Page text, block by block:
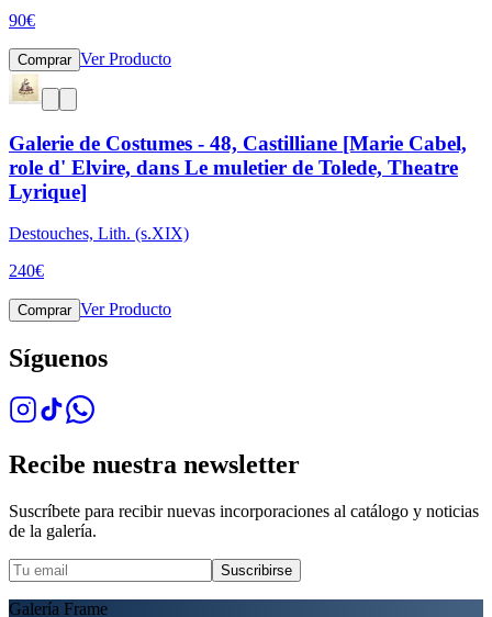
90€
Comprar Ver Producto
Galerie de Costumes - 48, Castilliane [Marie Cabel,
role d' Elvire, dans Le muletier de Tolede, Theatre
Lyrique]
Destouches, Lith. (s.XIX)
240€
Comprar Ver Producto
Síguenos
Recibe nuestra newsletter
Suscríbete para recibir nuevas incorporaciones al catálogo y noticias
de la galería.
Suscribirse
Galería Frame